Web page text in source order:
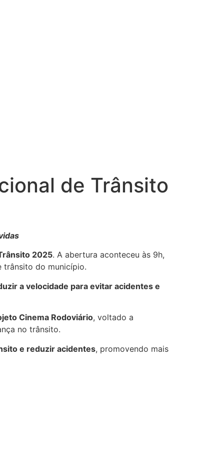
de Trânsito
2025. A abertura aconteceu às 9h,
trânsito do município.
a velocidade para evitar acidentes e
Cinema Rodoviário, voltado a
no trânsito.
e reduzir acidentes, promovendo mais